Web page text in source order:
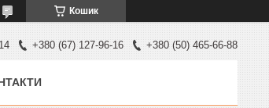
Кошик
+380 (67) 127-96-16 +380 (50) 465-66-88